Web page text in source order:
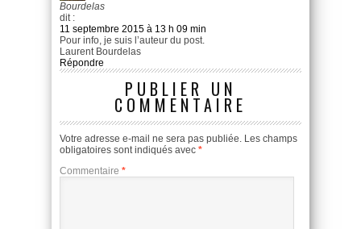
Bourdelas
dit :
11 septembre 2015 à 13 h 09 min
Pour info, je suis l’auteur du post.
Laurent Bourdelas
Répondre
PUBLIER UN
COMMENTAIRE
Votre adresse e-mail ne sera pas publiée. Les champs
obligatoires sont indiqués avec *
Commentaire *